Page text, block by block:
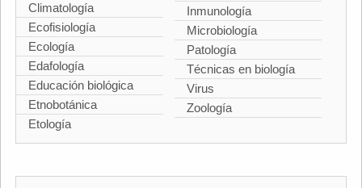
Climatología
Ecofisiología
Ecología
Edafología
Educación biológica
Etnobotánica
Etología
Inmunología
Microbiología
Patología
Técnicas en biología
Virus
Zoología